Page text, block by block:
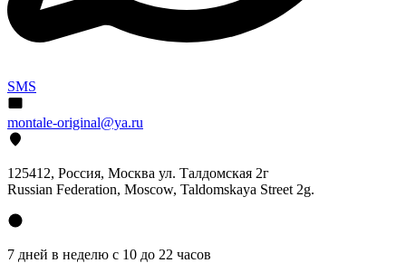
SMS
montale-original@ya.ru
125412, Россия, Москва ул. Талдомская 2г
Russian Federation, Moscow, Taldomskaya Street 2g.
7 дней в неделю с 10 до 22 часов